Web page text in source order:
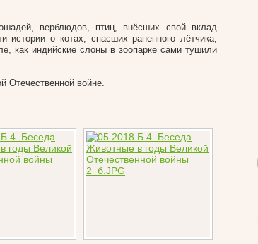
верблюдов, птиц, внёсших свой вклад
о котах, спасших раненного лётчика,
как индийские слоны в зоопарке сами тушили
Отечественной войне.